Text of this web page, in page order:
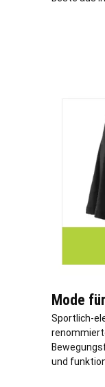
Mode
Sportlich-
und